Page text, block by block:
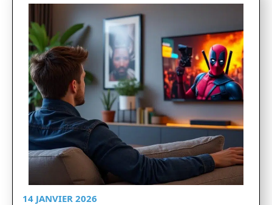
14 JANVIER 2026